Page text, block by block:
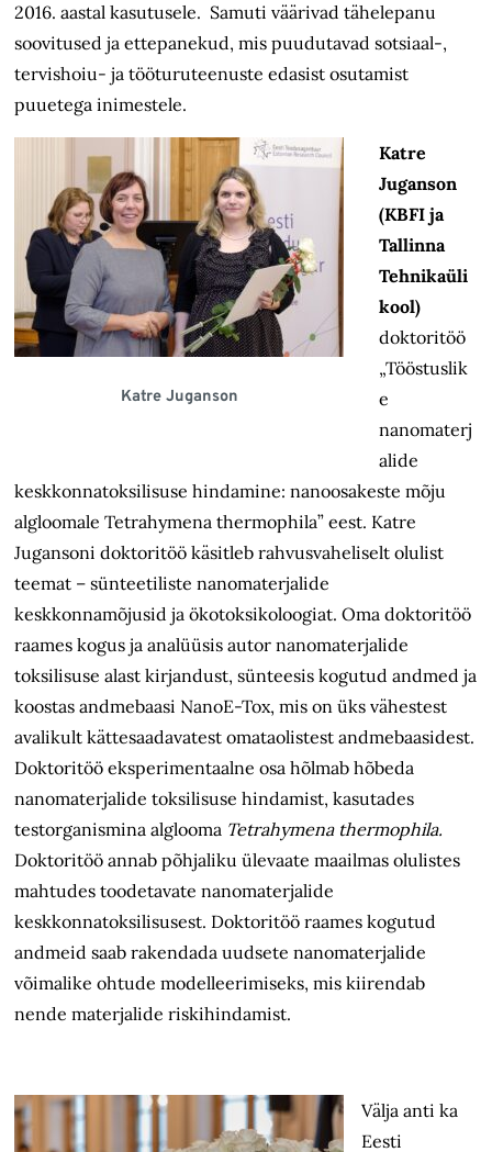
2016. aastal kasutusele. Samuti väärivad tähelepanu
soovitused ja ettepanekud, mis puudutavad sotsiaal-,
tervishoiu- ja tööturuteenuste edasist osutamist
puuetega inimestele.
Katre Juganson
Katre
Juganson
(KBFI ja
Tallinna
Tehnikaüli
kool)
doktoritöö
„Tööstuslik
e
nanomaterj
alide
keskkonnatoksilisuse hindamine: nanoosakeste mõju
algloomale Tetrahymena thermophila” eest. Katre
Jugansoni doktoritöö käsitleb rahvusvaheliselt olulist
teemat – sünteetiliste nanomaterjalide
keskkonnamõjusid ja ökotoksikoloogiat. Oma doktoritöö
raames kogus ja analüüsis autor nanomaterjalide
toksilisuse alast kirjandust, sünteesis kogutud andmed ja
koostas andmebaasi NanoE-Tox, mis on üks vähestest
avalikult kättesaadavatest omataolistest andmebaasidest.
Doktoritöö eksperimentaalne osa hõlmab hõbeda
nanomaterjalide toksilisuse hindamist, kasutades
testorganismina alglooma Tetrahymena thermophila.
Doktoritöö annab põhjaliku ülevaate maailmas olulistes
mahtudes toodetavate nanomaterjalide
keskkonnatoksilisusest. Doktoritöö raames kogutud
andmeid saab rakendada uudsete nanomaterjalide
võimalike ohtude modelleerimiseks, mis kiirendab
nende materjalide riskihindamist.
Välja anti ka
Eesti